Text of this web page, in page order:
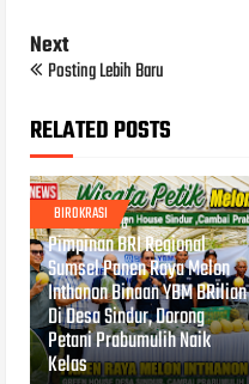
Next
Posting Lebih Baru
RELATED POSTS
BIROKRASI
AUG 07, 2026
Pimpinan BRI Regional
Sumsel Panen Raya Melon
Inthanon Binaan YBM BRilian
Di Desa Sindur, Dorong
Petani Prabumulih Naik
Kelas